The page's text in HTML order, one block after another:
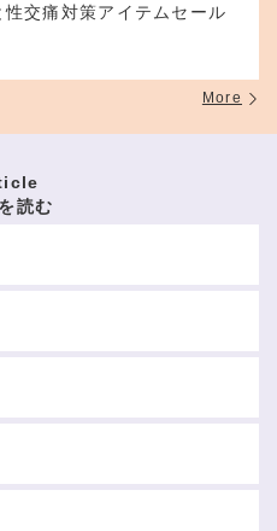
性交痛対策アイテムセール
More
読む